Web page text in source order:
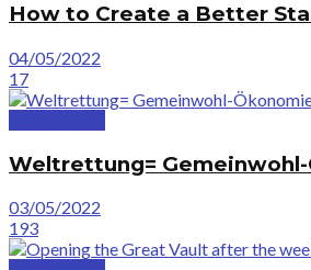
How to Create a Better
04/05/2022
17
Weltrettung= Gemeinwohl-
03/05/2022
193